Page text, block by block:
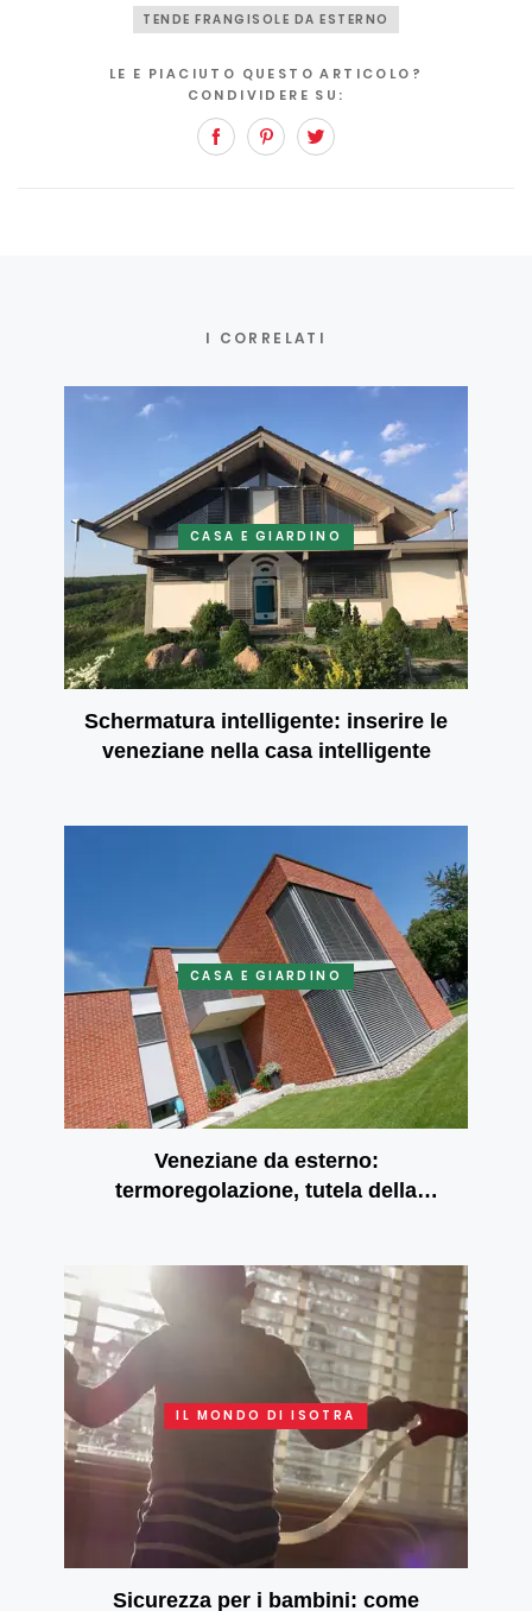
TENDE FRANGISOLE DA ESTERNO
LE E PIACIUTO QUESTO ARTICOLO?
CONDIVIDERE SU:
FacebookPinterest
I CORRELATI
CASA E GIARDINO
Schermatura intelligente: inserire le
veneziane nella casa intelligente
CASA E GIARDINO
Veneziane da esterno:
termoregolazione, tutela della
IL MONDO DI ISOTRA
Sicurezza per i bambini: come